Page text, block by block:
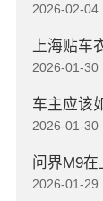
2026-02-04
上海贴车
2026-01-30
车主应该
2026-01-30
2026-01-29